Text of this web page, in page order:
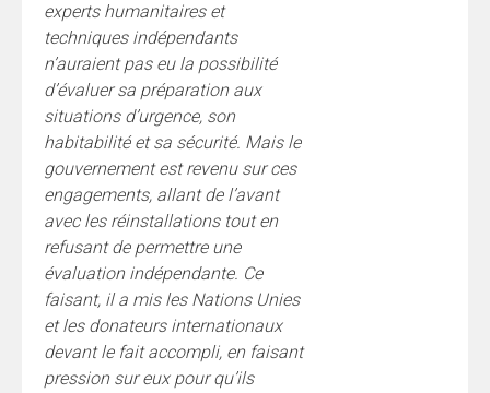
experts humanitaires et
techniques indépendants
n’auraient pas eu la possibilité
d’évaluer sa préparation aux
situations d’urgence, son
habitabilité et sa sécurité. Mais le
gouvernement est revenu sur ces
engagements, allant de l’avant
avec les réinstallations tout en
refusant de permettre une
évaluation indépendante. Ce
faisant, il a mis les Nations Unies
et les donateurs internationaux
devant le fait accompli, en faisant
pression sur eux pour qu’ils